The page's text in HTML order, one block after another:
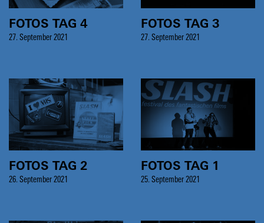
FOTOS TAG 4
27. September 2021
FOTOS TAG 3
27. September 2021
FOTOS TAG 2
26. September 2021
FOTOS TAG 1
25. September 2021